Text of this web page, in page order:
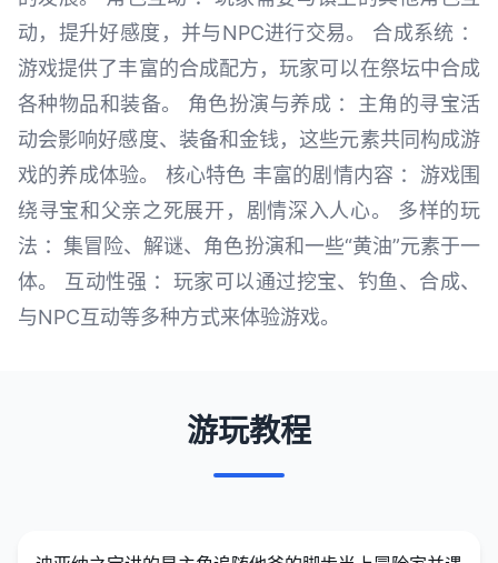
动，提升好感度，并与NPC进行交易。 合成系统 ：
游戏提供了丰富的合成配方，玩家可以在祭坛中合成
各种物品和装备。 角色扮演与养成 ：主角的寻宝活
动会影响好感度、装备和金钱，这些元素共同构成游
戏的养成体验。 核心特色 丰富的剧情内容 ：游戏围
绕寻宝和父亲之死展开，剧情深入人心。 多样的玩
法 ：集冒险、解谜、角色扮演和一些“黄油”元素于一
体。 互动性强 ：玩家可以通过挖宝、钓鱼、合成、
与NPC互动等多种方式来体验游戏。
游玩教程